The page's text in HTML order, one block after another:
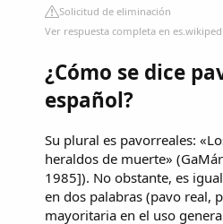
Solicitud de eliminación
Ver respuesta completa en
¿Cómo se dice
español?
Su plural es pavorreales:
heraldos de muerte»
1985]). No obstante, es
en dos palabras (pavo real,
mayoritaria en el uso